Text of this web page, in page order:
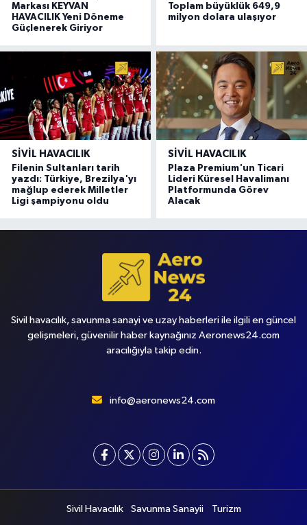
Markası KEYVAN
HAVACILIK Yeni Döneme
Güçlenerek Giriyor
Toplam büyüklük 649,9
milyon dolara ulaşıyor
SIVIL HAVACILIK
Filenin Sultanları tarih
yazdı: Türkiye, Brezilya'yı
mağlup ederek Milletler
Ligi şampiyonu oldu
SIVIL HAVACILIK
Plaza Premium'un Ticari
Lideri Küresel Havalimanı
Platformunda Görev
Alacak
Sivil havacılık, savunma sanayi ve uzay haberleri ile ilgili en güncel
gelişmeleri, güvenilir haber kaynağınız Aeronews24.com
aracılığıyla takip edin.
info@aeronews24.com
Sivil Havacılık Savunma Sanayii Turizm